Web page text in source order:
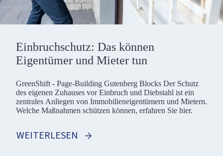
Einbruchschutz: Das können
Eigentümer und Mieter tun
GreenShift - Page-Building Gutenberg Blocks Der Schutz
des eigenen Zuhauses vor Einbruch und Diebstahl ist ein
zentrales Anliegen von Immobilieneigentümern und Mietern.
Welche Maßnahmen schützen können, erfahren Sie hier.
WEITERLESEN